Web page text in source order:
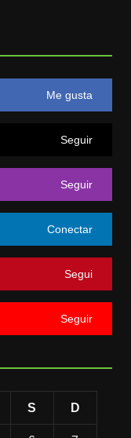
Me gusta
Seguir
Seguir
Conectar
Segui
Seguir
S D